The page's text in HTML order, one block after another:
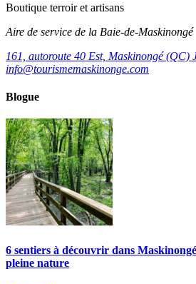
Boutique terroir et artisans
Aire de service de la Baie-de-Maskinongé
161, autoroute 40 Est, Maskinongé (QC)
info@tourismemaskinonge.com
Blogue
6 sentiers à découvrir dans
pleine nature